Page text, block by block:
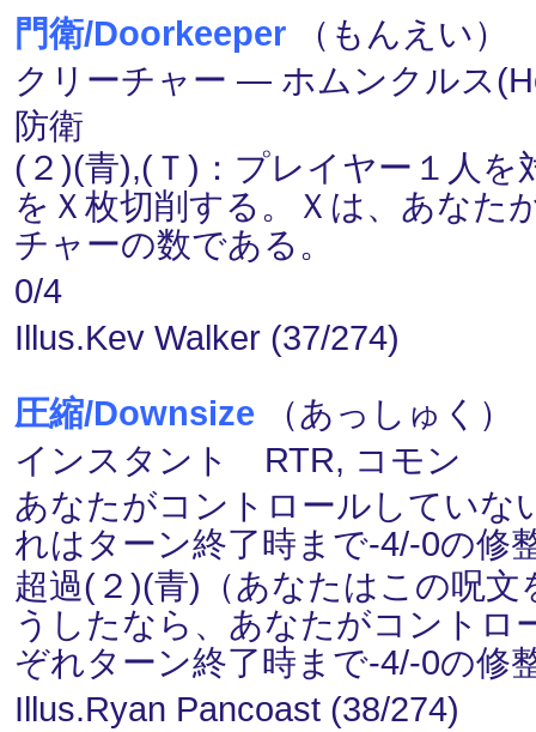
門衛/Doorkeeper （もんえい
クリーチャー ― ホムンクルス
防衛
(２)(青),(Ｔ)：プレイヤー１人
をＸ枚切削する。Ｘは、あなた
チャーの数である。
0/4
Illus.Kev Walker (37/274)
圧縮/Downsize （あっしゅく
インスタント RTR, コモン
あなたがコントロールしていな
れはターン終了時まで-4/-0の修
超過(２)(青)（あなたはこの呪
うしたなら、あなたがコント
ぞれターン終了時まで-4/-0の修
Illus.Ryan Pancoast (38/274)